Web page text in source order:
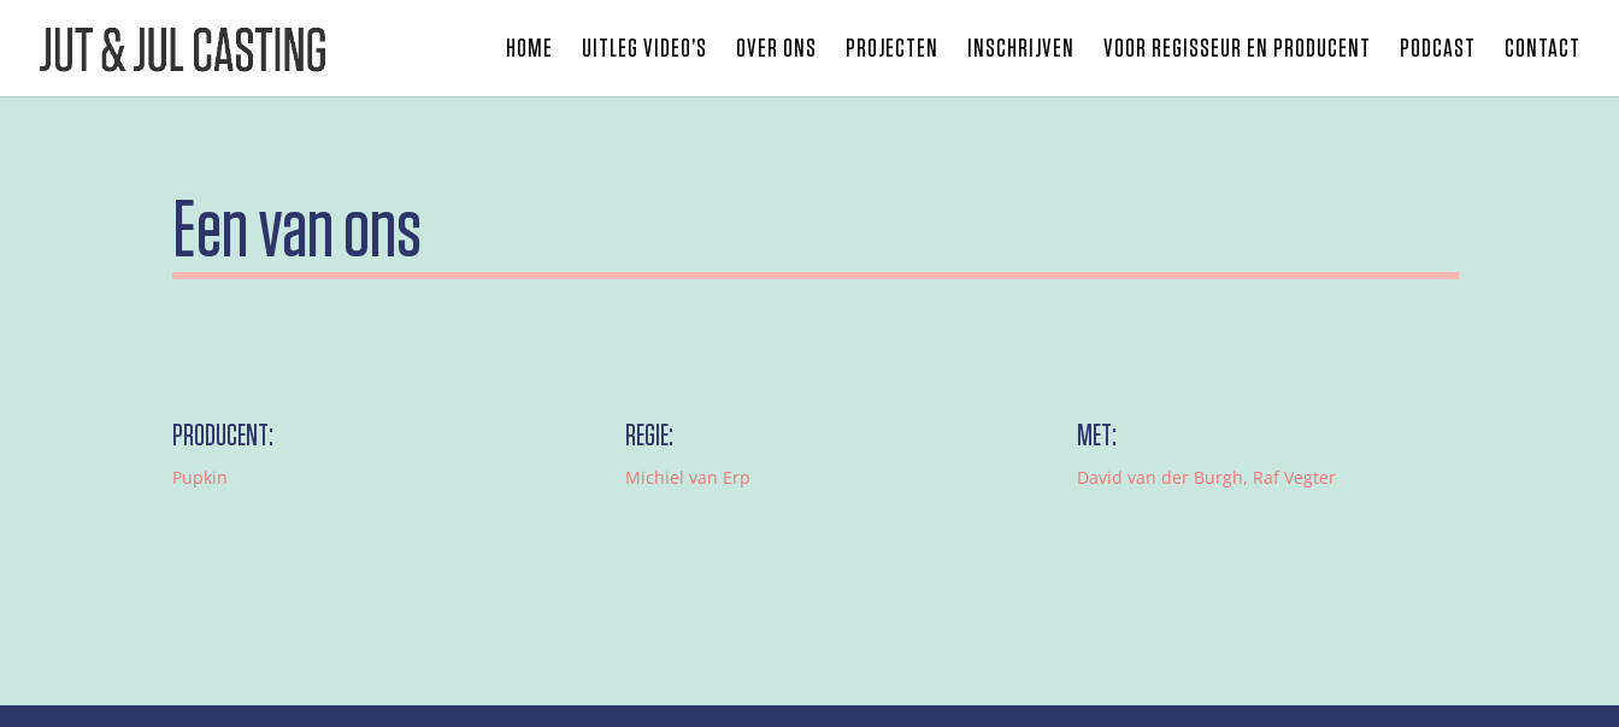
HOME UITLEG VIDEO’S OVER ONS PROJECTEN INSCHRIJVEN VOOR REGISSEUR EN PRODUCENT PODCAST CONTACT
Een van ons
PRODUCENT:
Pupkin
REGIE:
Michiel van Erp
MET:
David van der Burgh, Raf Vegter